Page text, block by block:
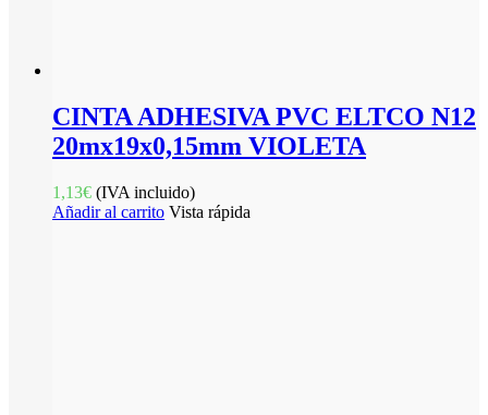
CINTA ADHESIVA PVC ELTCO N12
20mx19x0,15mm VIOLETA
1,13€ (IVA incluido)
Añadir al carrito Vista rápida